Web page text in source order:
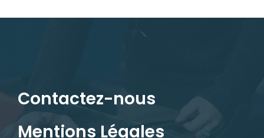
Contactez-nous
Mentions Légales